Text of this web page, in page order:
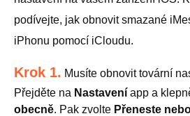
podívejte, jak obnovit smazané
iPhonu pomocí iCloudu.
Krok 1. Musíte obnovit tovární
Přejděte na Nastavení app a
obecně. Pak zvolte Přeneste